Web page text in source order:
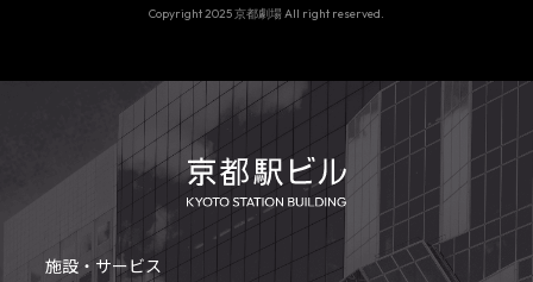
Copyright 2025 京都劇場 All right reserved.
施設・サービス